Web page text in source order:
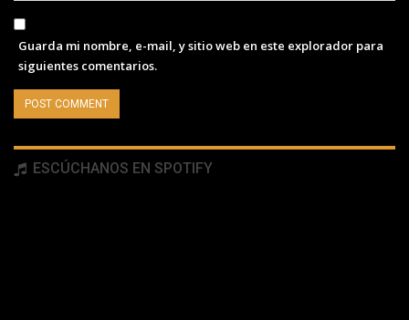
Guarda mi nombre, e-mail, y sitio web en este explorador para
siguientes comentarios.
ESCÚCHANOS EN SPOTIFY